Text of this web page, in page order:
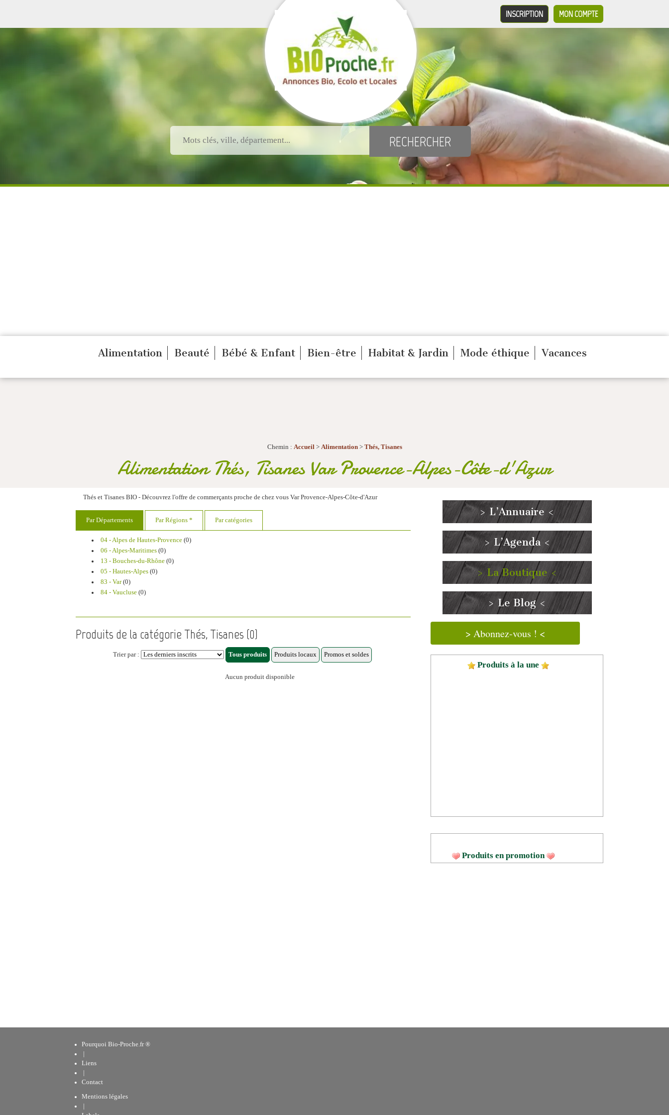
MON COMPTE
INSCRIPTION
Alimentation Beauté Bébé & Enfant Bien-être Habitat & Jardin Mode éthique Vacances
Chemin : Accueil> Alimentation > Thés, Tisanes
Alimentation Thés, Tisanes Var Provence-Alpes-Côte-d'Azur
Thés et Tisanes BIO - Découvrez l'offre de commerçants proche de chez vous Var Provence-Alpes-Côte-d'Azur
Par Départements Par Régions * Par catégories
04 - Alpes de Hautes-Provence(0)
06 - Alpes-Maritimes(0)
13 - Bouches-du-Rhône(0)
05 - Hautes-Alpes(0)
83 - Var(0)
84 - Vaucluse(0)
Produits de la catégorie Thés, Tisanes (0)
Trier par :
Aucun produit disponible
> L’Annuaire <
> L’Agenda <
> La Boutique <
> Le Blog <
> Abonnez-vous ! <
Produits à la une
Produits en promotion
Pourquoi Bio-Proche.fr ®
Liens
Contact
Mentions légales